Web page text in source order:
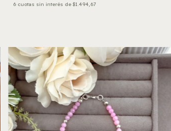
6 cuotas sin interés de$1.494,67